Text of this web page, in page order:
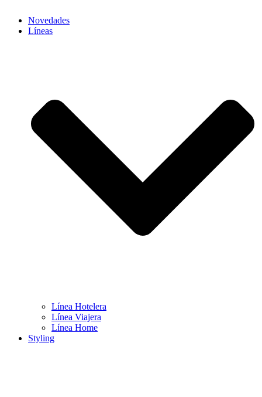
Novedades
Líneas
Línea Hotelera
Línea Viajera
Línea Home
Styling